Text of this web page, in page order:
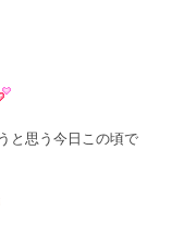
と思う今日この頃で